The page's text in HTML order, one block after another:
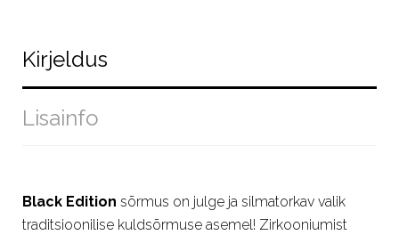
Kirjeldus
Lisainfo
Black Edition sõrmus on julge ja silmatorkav valik
traditsioonilise kuldsõrmuse asemel! Zirkooniumist